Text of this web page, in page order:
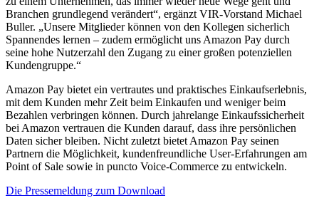
Branchen grundlegend verändert“, ergänzt VIR-Vorstand Michael
Buller. „Unsere Mitglieder können von den Kollegen sicherlich
Spannendes lernen – zudem ermöglicht uns Amazon Pay durch
seine hohe Nutzerzahl den Zugang zu einer großen potenziellen
Kundengruppe.“
Amazon Pay bietet ein vertrautes und praktisches Einkaufserlebnis,
mit dem Kunden mehr Zeit beim Einkaufen und weniger beim
Bezahlen verbringen können. Durch jahrelange Einkaufssicherheit
bei Amazon vertrauen die Kunden darauf, dass ihre persönlichen
Daten sicher bleiben. Nicht zuletzt bietet Amazon Pay seinen
Partnern die Möglichkeit, kundenfreundliche User-Erfahrungen am
Point of Sale sowie in puncto Voice-Commerce zu entwickeln.
Die Pressemeldung zum Download